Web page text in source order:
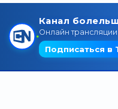
Состав команды
Поиск по сайту
Трансляции